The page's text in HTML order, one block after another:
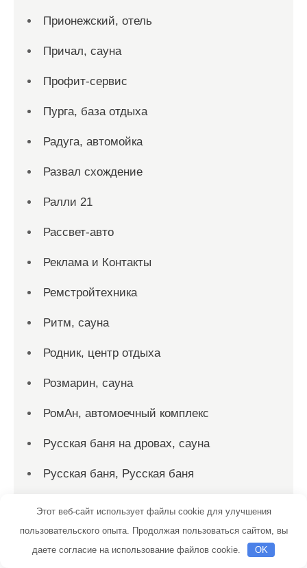
Прионежский, отель
Причал, сауна
Профит-сервис
Пурга, база отдыха
Радуга, автомойка
Развал схождение
Ралли 21
Рассвет-авто
Реклама и Контакты
Ремстройтехника
Ритм, сауна
Родник, центр отдыха
Розмарин, сауна
РомАн, автомоечный комплекс
Русская баня на дровах, сауна
Русская баня, Русская баня
Русский дух, баня
Этот веб-сайт использует файлы cookie для улучшения
пользовательского опыта. Продолжая пользоваться сайтом, вы
даете согласие на использование файлов cookie.
OK